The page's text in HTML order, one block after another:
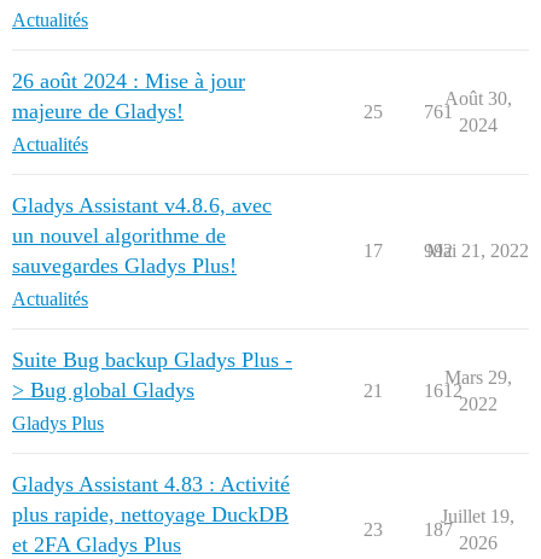
Actualités
26 août 2024 : Mise à jour
majeure de Gladys!
Actualités
25 761
Août 30,
2024
Gladys Assistant v4.8.6, avec
un nouvel algorithme de
sauvegardes Gladys Plus!
Actualités
17 992
Mai 21, 2022
Suite Bug backup Gladys Plus -
> Bug global Gladys
Gladys Plus
21 1612
Mars 29,
2022
Gladys Assistant 4.83 : Activité
plus rapide, nettoyage DuckDB
et 2FA Gladys Plus
23 187
Juillet 19,
2026